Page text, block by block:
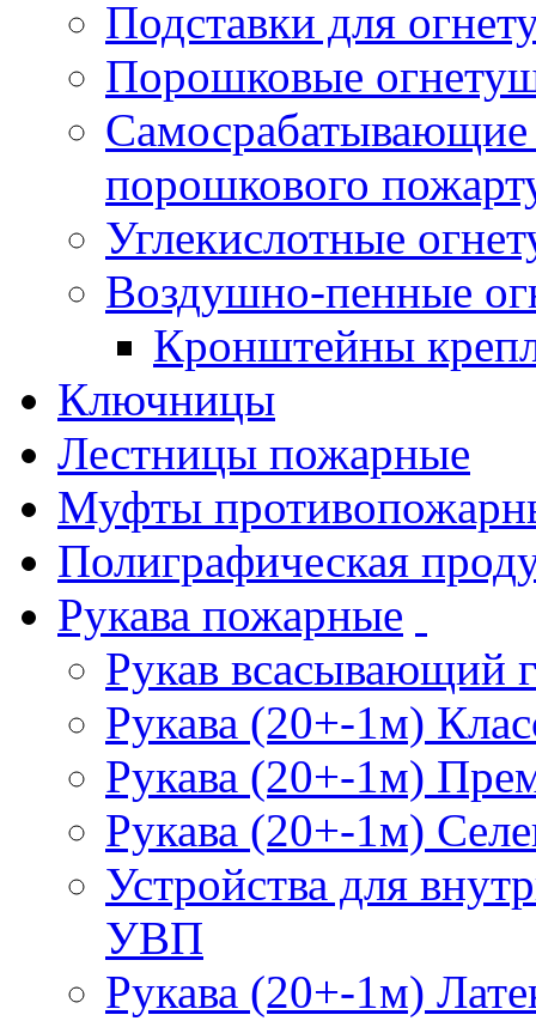
Подставки для
Порошковые
порошкового
Углекислотные
Воздушно-пенные
Кронштейны
Ключницы
Лестницы пожарные
Муфты
Полиграфическая
Рукава пожарные
Рукав всасывающий
Рукава (20+-1м)
Рукава (20+-1м)
Рукава (20+-1м)
Устройства для
УВП
Рукава (20+-1м)